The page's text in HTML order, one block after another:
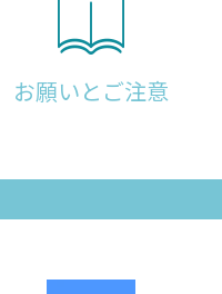
お願いとご注意